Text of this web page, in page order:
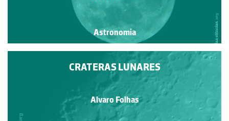
Astronomia
CRATERAS LUNARES
Alvaro Folhas